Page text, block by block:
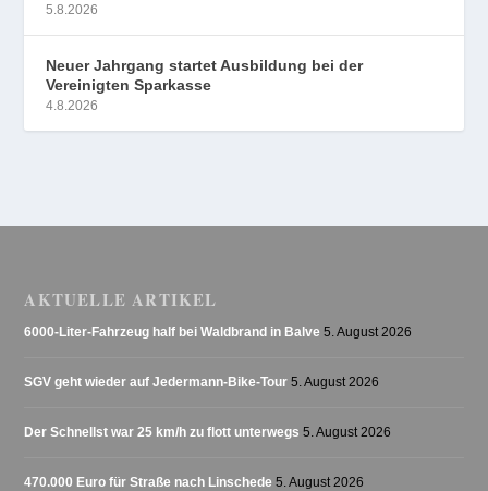
5.8.2026
Neuer Jahrgang startet Ausbildung bei der
Vereinigten Sparkasse
4.8.2026
AKTUELLE ARTIKEL
6000-Liter-Fahrzeug half bei Waldbrand in Balve 5. August 2026
SGV geht wieder auf Jedermann-Bike-Tour 5. August 2026
Der Schnellst war 25 km/h zu flott unterwegs 5. August 2026
470.000 Euro für Straße nach Linschede 5. August 2026